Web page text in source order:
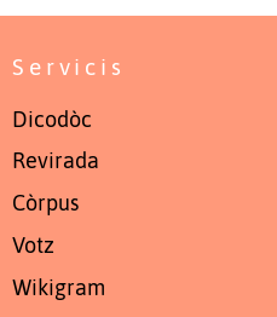
Servicis
Dicodòc
Revirada
Còrpus
Votz
Wikigram